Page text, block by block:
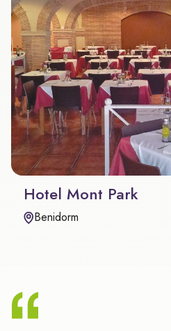
Hotel Mont Park
Benidorm